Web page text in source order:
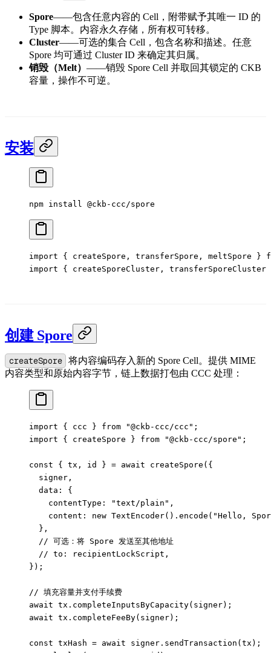
Spore——包含任意内容的 Cell，附带赋予其唯一 ID 的
Type 脚本。内容永久存储，所有权可转移。
Cluster——可选的集合 Cell，包含名称和描述。任意
Spore 均可通过 Cluster ID 来确定其归属。
销毁（Melt） ——销毁 Spore Cell 并取回其锁定的 CKB
容量，操作不可逆。
安装
npm install @ckb-ccc/spore
import { createSpore, transferSpore, meltSpore }
import { createSporeCluster,
创建 Spore
createSpore
将内容编码存入新的 Spore Cell。提供 MIME
内容类型和原始内容字节，链上数据打包由 CCC 处理：
import { ccc } from "@ckb-ccc/ccc" ;
import { createSpore } from "@ckb-ccc/spore" ;
const { tx , id } = await createSpore ({
  signer,
  data: {
    contentType:
"text/plain" ,
    content:
new TextEncoder(). encode ( "Hello,
  },
  // 可选：将 Spore 发送至其他地址
  // to: recipientLockScript,
});
// 填充容量并支付手续费
await tx. completeInputsByCapacity(signer);
await tx. completeFeeBy(signer);
const txHash = await signer. sendTransaction (tx);